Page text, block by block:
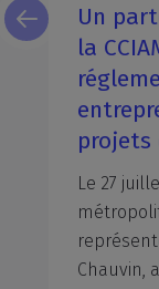
Un
la
Le 27
Chauvin,